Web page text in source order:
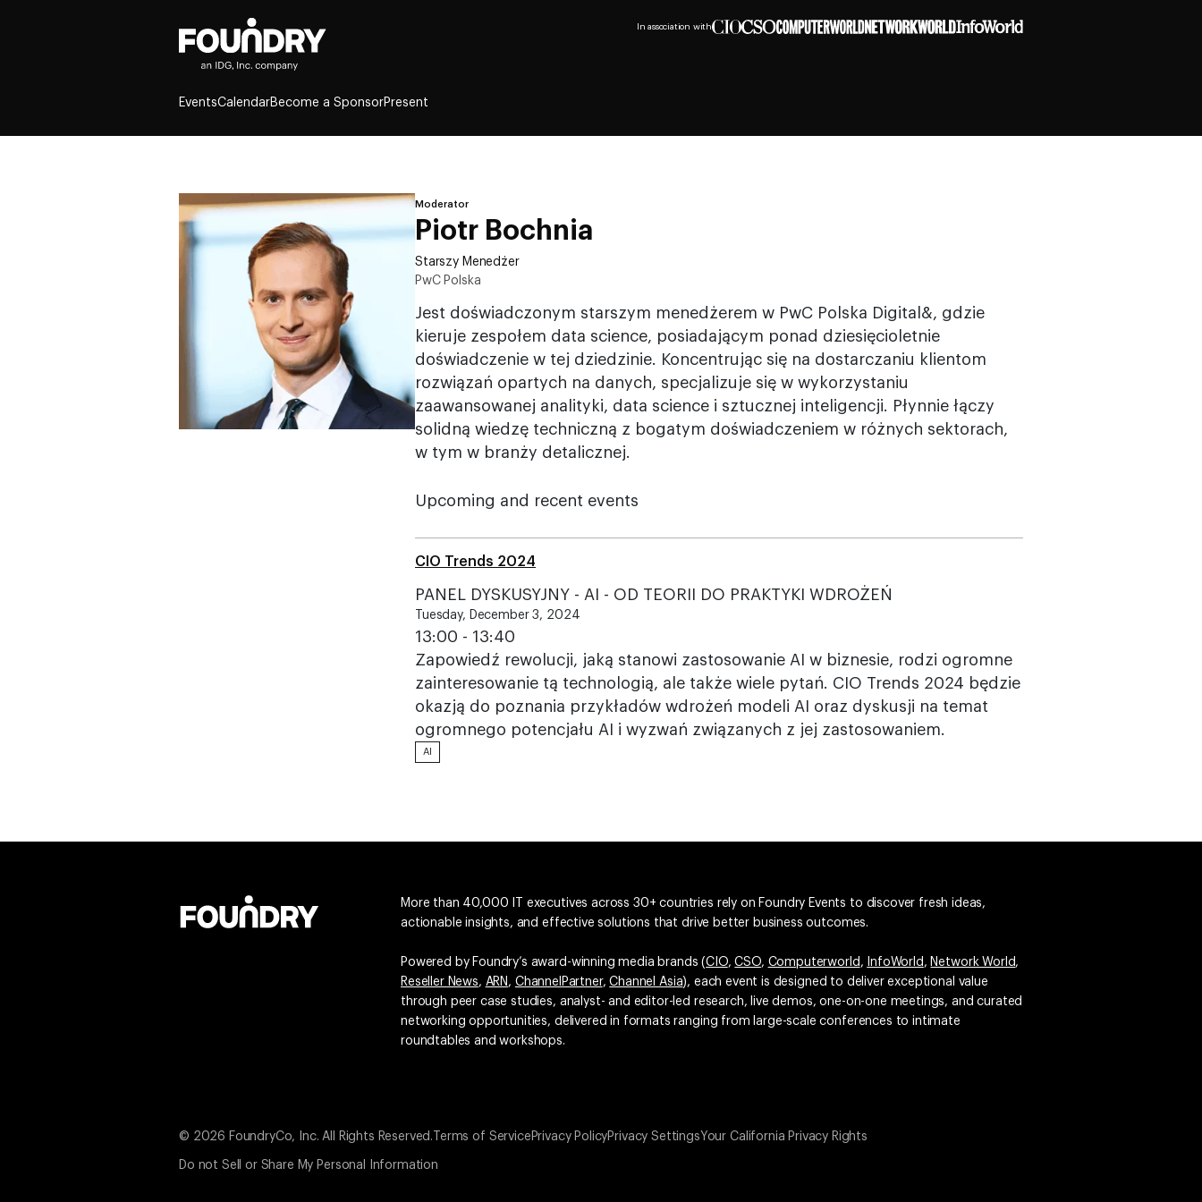
In association with
EventsCalendarBecome a SponsorPresent
Moderator
Piotr Bochnia
Starszy Menedżer
PwC Polska
Jest doświadczonym starszym menedżerem w PwC Polska Digital&, gdzie
kieruje zespołem data science, posiadającym ponad dziesięcioletnie
doświadczenie w tej dziedzinie. Koncentrując się na dostarczaniu klientom
rozwiązań opartych na danych, specjalizuje się w wykorzystaniu
zaawansowanej analityki, data science i sztucznej inteligencji. Płynnie łączy
solidną wiedzę techniczną z bogatym doświadczeniem w różnych sektorach,
w tym w branży detalicznej.
Upcoming and recent events
CIO Trends 2024
PANEL DYSKUSYJNY - AI - OD TEORII DO PRAKTYKI WDROŻEŃ
Tuesday, December 3, 2024
13:00 - 13:40
Zapowiedź rewolucji, jaką stanowi zastosowanie AI w biznesie, rodzi ogromne
zainteresowanie tą technologią, ale także wiele pytań. CIO Trends 2024 będzie
okazją do poznania przykładów wdrożeń modeli AI oraz dyskusji na temat
ogromnego potencjału AI i wyzwań związanych z jej zastosowaniem.
AI
More than 40,000 IT executives across 30+ countries rely on Foundry Events to discover fresh ideas,
actionable insights, and effective solutions that drive better business outcomes.
Powered by Foundry’s award-winning media brands (CIO,CSO, Computerworld , InfoWorld , Network World,
Reseller News, ARN , ChannelPartner,Channel Asia), each event is designed to deliver exceptional value
through peer case studies, analyst- and editor-led research, live demos, one-on-one meetings, and curated
networking opportunities, delivered in formats ranging from large-scale conferences to intimate
roundtables and workshops.
© 2026 FoundryCo, Inc. All Rights Reserved. Terms of Service Privacy PolicyPrivacy SettingsYour California Privacy Rights
Do not Sell or Share My Personal Information